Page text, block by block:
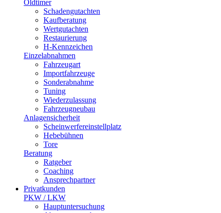
Oldtimer
Schadengutachten
Kaufberatung
Wertgutachten
Restaurierung
H-Kennzeichen
Einzelabnahmen
Fahrzeugart
Importfahrzeuge
Sonderabnahme
Tuning
Wiederzulassung
Fahrzeugneubau
Anlagensicherheit
Scheinwerfereinstellplatz
Hebebühnen
Tore
Beratung
Ratgeber
Coaching
Ansprechpartner
Privatkunden
PKW / LKW
Hauptuntersuchung